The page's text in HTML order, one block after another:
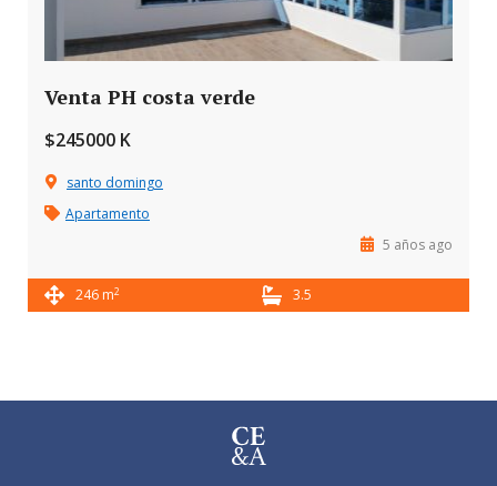
Venta PH costa verde
$245000 K
santo domingo
Apartamento
5 años ago
246 m2 3.5